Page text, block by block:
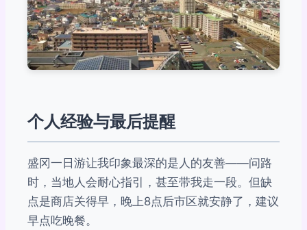
个人经验与最后提醒
盛冈一日游让我印象最深的是人的友善——问路
时，当地人会耐心指引，甚至带我走一段。但缺
点是商店关得早，晚上8点后市区就安静了，建议
早点吃晚餐。